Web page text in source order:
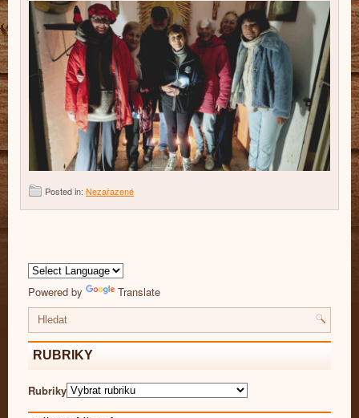
Posted in: Nezařazené
Powered by Translate
RUBRIKY
Rubriky